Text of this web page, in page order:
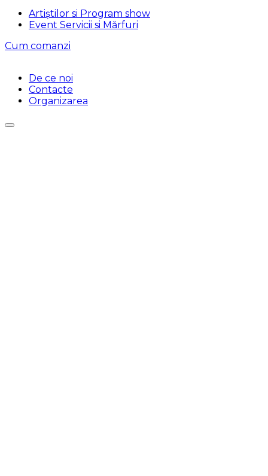
Artiștilor si Program show
Event Servicii si Mărfuri
Cum comanzi
De ce noi
Contacte
Organizarea